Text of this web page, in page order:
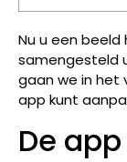
Nu u een
samengesteld
gaan we in het
app kunt
De